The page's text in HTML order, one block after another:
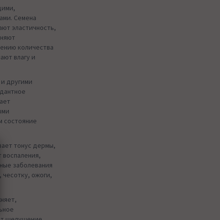
Семена
эластичность,
количества
влагу и
другими
состояние
тонус дермы,
воспаления,
заболевания
чесотку, ожоги,